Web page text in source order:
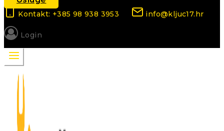
Kontakt: +385 98 938 3953 info@kljuc17.hr
Login